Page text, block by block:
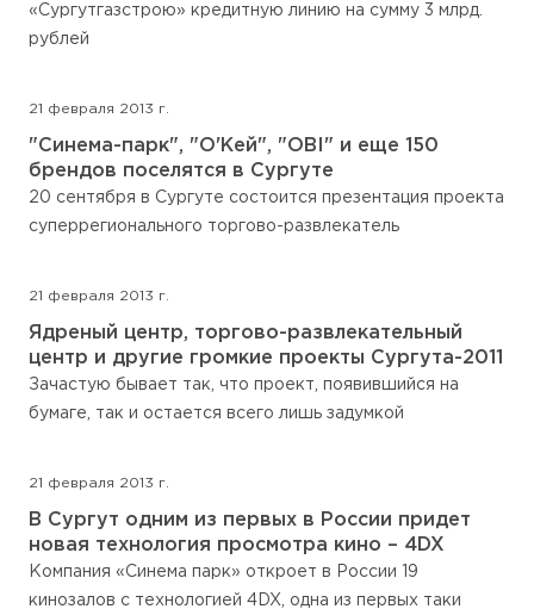
«Сургутгазстрою» кредитную линию на сумму 3 млрд.
рублей
21 февраля 2013 г.
"Синема-парк", "О'Кей", "OBI" и еще 150
брендов поселятся в Сургуте
20 сентября в Сургуте состоится презентация проекта
суперрегионального торгово-развлекатель
21 февраля 2013 г.
Ядреный центр, торгово-развлекательный
центр и другие громкие проекты Сургута-2011
Зачастую бывает так, что проект, появившийся на
бумаге, так и остается всего лишь задумкой
21 февраля 2013 г.
В Сургут одним из первых в России придет
новая технология просмотра кино – 4DX
Компания «Синема парк» откроет в России 19
кинозалов с технологией 4DX, одна из первых таки